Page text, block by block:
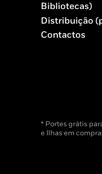
Bibliotecas)
Distribuição
Contactos
* Portes grátis
e Ilhas em